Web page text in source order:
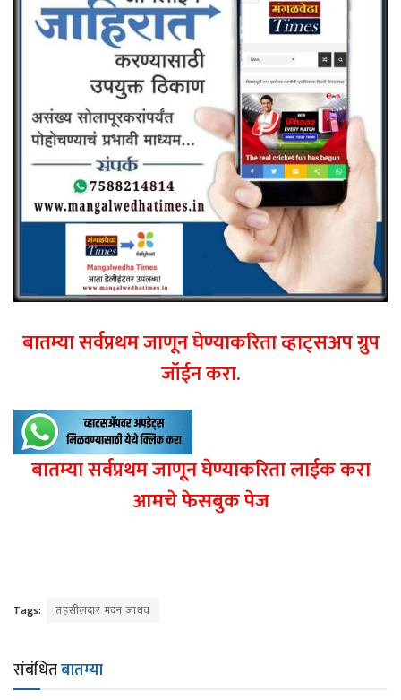
बातम्या सर्वप्रथम जाणून घेण्याकरिता व्हाट्सअप ग्रुप
जॉईन करा.
बातम्या सर्वप्रथम जाणून घेण्याकरिता लाईक करा
आमचे फेसबुक पेज
Tags: तहसीलदार मदन जाधव
संबंधितबातम्या